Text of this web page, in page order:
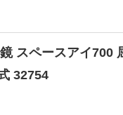
スペースアイ700
32754